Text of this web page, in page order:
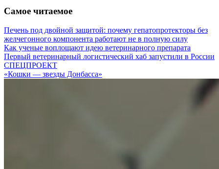
Самое читаемое
Печень под двойной защитой: почему гепатопротекторы без
желчегонного компонента работают не в полную силу
Как ученые воплощают идею ветеринарного препарата
Первый ветеринарный логистический хаб запустили в России
СПЕЦПРОЕКТ
«Кошки — звезды Донбасса»